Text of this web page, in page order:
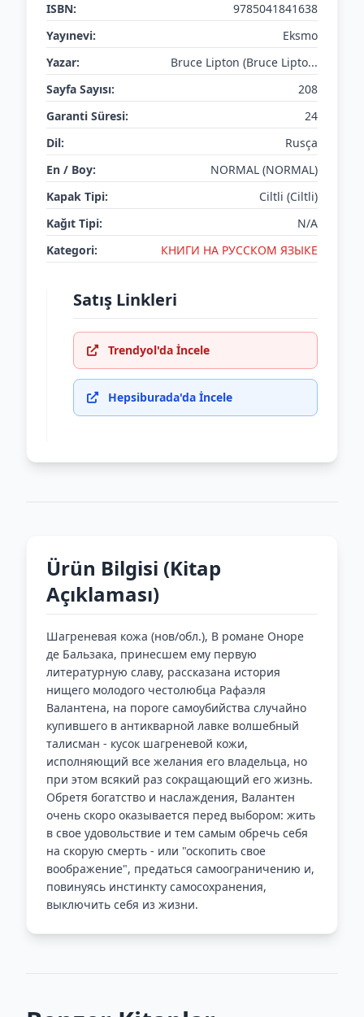
ISBN:
9785041841638
Yayınevi:
Eksmo
Yazar:
Bruce Lipton (Bruce Lipto...
Sayfa Sayısı:
208
Garanti Süresi:
24
Dil:
Rusça
En / Boy:
NORMAL (NORMAL)
Kapak Tipi:
Ciltli (Ciltli)
Kağıt Tipi:
N/A
Kategori:
КНИГИ НА РУССКОМ ЯЗЫКЕ
Satış Linkleri
Trendyol'da İncele
Hepsiburada'da İncele
Ürün Bilgisi (Kitap
Açıklaması)
Шагреневая кожа (нов/обл.), В романе Оноре
де Бальзака, принесшем ему первую
литературную славу, рассказана история
нищего молодого честолюбца Рафаэля
Валантена, на пороге самоубийства случайно
купившего в антикварной лавке волшебный
талисман - кусок шагреневой кожи,
исполняющий все желания его владельца, но
при этом всякий раз сокращающий его жизнь.
Обретя богатство и наслаждения, Валантен
очень скоро оказывается перед выбором: жить
в свое удовольствие и тем самым обречь себя
на скорую смерть - или "оскопить свое
воображение", предаться самоограничению и,
повинуясь инстинкту самосохранения,
выключить себя из жизни.